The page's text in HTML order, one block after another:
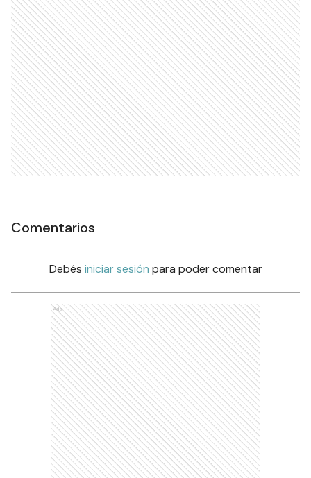
Comentarios
Debés iniciar sesión para poder comentar
Ads